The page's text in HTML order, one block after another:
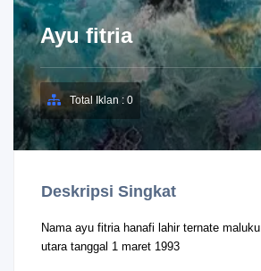
Ayu fitria
Total Iklan : 0
Deskripsi Singkat
Nama ayu fitria hanafi lahir ternate maluku
utara tanggal 1 maret 1993